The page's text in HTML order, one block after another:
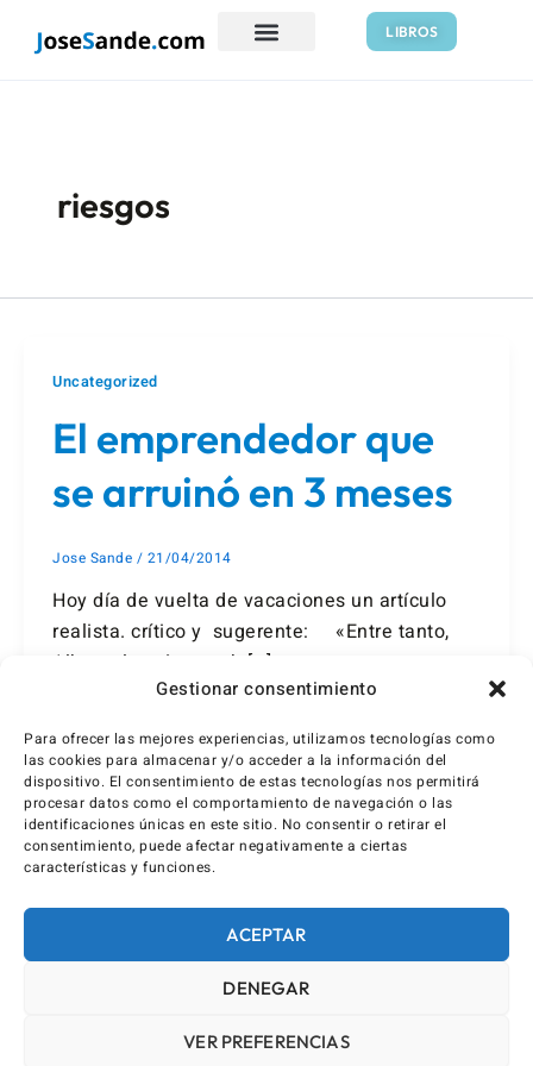
Gestionar consentimiento
Para ofrecer las mejores experiencias, utilizamos tecnologías como
las cookies para almacenar y/o acceder a la información del
dispositivo. El consentimiento de estas tecnologías nos permitirá
procesar datos como el comportamiento de navegación o las
identificaciones únicas en este sitio. No consentir o retirar el
consentimiento, puede afectar negativamente a ciertas
características y funciones.
ACEPTAR
DENEGAR
VER PREFERENCIAS
LIBROS
riesgos
Uncategorized
El emprendedor que
se arruinó en 3 meses
Jose Sande / 21/04/2014
Hoy día de vuelta de vacaciones un artículo
realista. crítico y sugerente: «Entre tanto,
Alberto lanzó su web […]